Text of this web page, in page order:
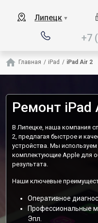
Липецк ▼
+7
Главная / iPad / iPad Air 2
Ремонт iPad
В Липецке, наша компания
2, предлагая быстрое и
устройства. Мы
комплектующие Apple для
результата.
Наши ключевые
Оперативное
Профессиональные
Эпл.